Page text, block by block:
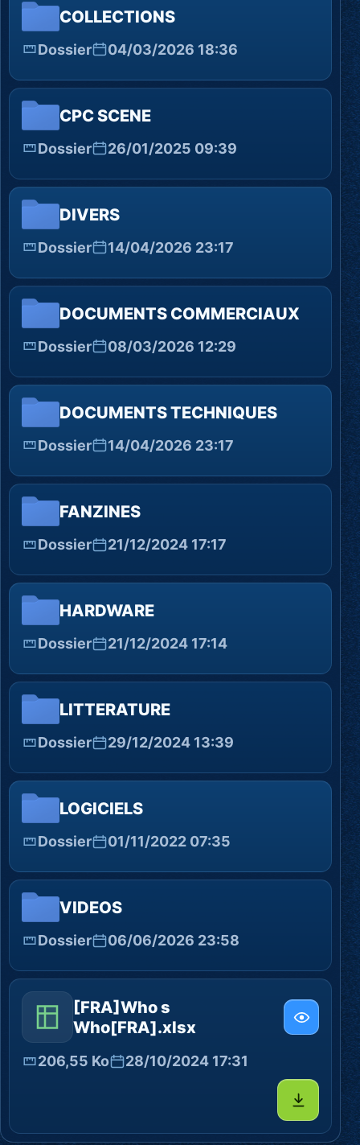
COLLECTIONS
Dossier 04/03/2026 18:36
CPC SCENE
Dossier 26/01/2025 09:39
DIVERS
Dossier 14/04/2026 23:17
DOCUMENTS COMMERCIAUX
Dossier 08/03/2026 12:29
DOCUMENTS TECHNIQUES
Dossier 14/04/2026 23:17
FANZINES
Dossier 21/12/2024 17:17
HARDWARE
Dossier 21/12/2024 17:14
LITTERATURE
Dossier 29/12/2024 13:39
LOGICIELS
Dossier 01/11/2022 07:35
VIDEOS
Dossier 06/06/2026 23:58
[FRA]Who s
Who[FRA].xlsx
206,55 Ko 28/10/2024 17:31